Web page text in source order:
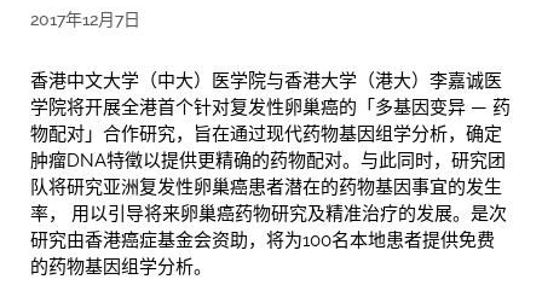
2017年12月7日
香港中文大学（中大）医学院与香港大学（港大）李嘉诚医
学院将开展全港首个针对复发性卵巢癌的「多基因变异 — 药
物配对」合作研究，旨在通过现代药物基因组学分析，确定
肿瘤DNA特徵以提供更精确的药物配对。与此同时，研究团
队将研究亚洲复发性卵巢癌患者潜在的药物基因事宜的发生
率， 用以引导将来卵巢癌药物研究及精准治疗的发展。是次
研究由香港癌症基金会资助，将为100名本地患者提供免费
的药物基因组学分析。